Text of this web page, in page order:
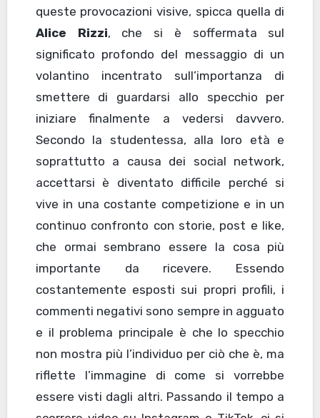
queste provocazioni visive, spicca quella di
Alice Rizzi, che si è soffermata sul
significato profondo del messaggio di un
volantino incentrato sull’importanza di
smettere di guardarsi allo specchio per
iniziare finalmente a vedersi davvero.
Secondo la studentessa, alla loro età e
soprattutto a causa dei social network,
accettarsi è diventato difficile perché si
vive in una costante competizione e in un
continuo confronto con storie, post e like,
che ormai sembrano essere la cosa più
importante da ricevere. Essendo
costantemente esposti sui propri profili, i
commenti negativi sono sempre in agguato
e il problema principale è che lo specchio
non mostra più l’individuo per ciò che è, ma
riflette l’immagine di come si vorrebbe
essere visti dagli altri. Passando il tempo a